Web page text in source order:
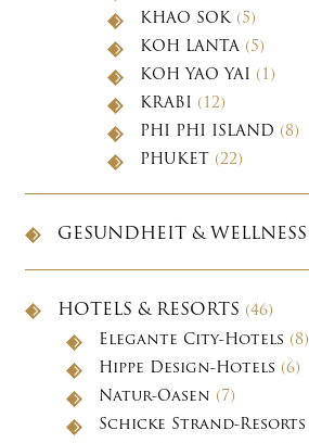
KHAO SOK(5)
KOH LANTA (5)
KOH YAO YAI (1)
KRABI (12)
PHI PHI ISLAND (8)
PHUKET (22)
GESUNDHEIT & WELLNESS
HOTELS & RESORTS (46)
Elegante City-Hotels (8)
Hippe Design-Hotels (6)
Natur-Oasen (7)
Schicke Strand-Resorts